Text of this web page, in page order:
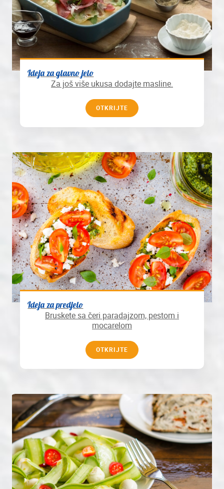
Ideja za glavno jelo
Za još više ukusa dodajte masline.
OTKRIJTE
Ideja za predjelo
Bruskete sa čeri paradajzom, pestom i
mocarelom
OTKRIJTE